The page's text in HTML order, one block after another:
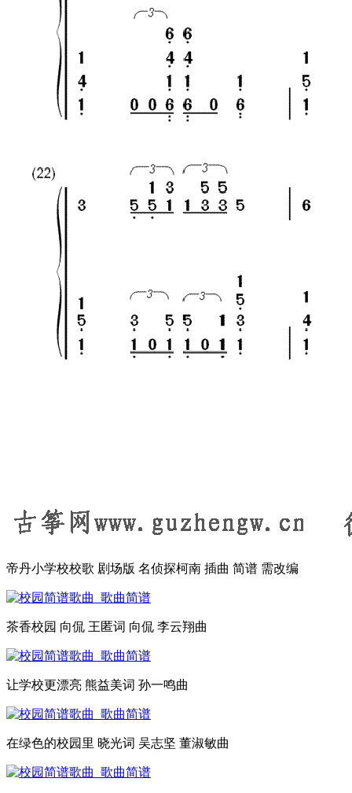
帝丹小学校校歌 剧场版 名侦探柯南 插曲 简谱 需改编
茶香校园 向侃 王匿词 向侃 李云翔曲
让学校更漂亮 熊益美词 孙一鸣曲
在绿色的校园里 晓光词 吴志坚 董淑敏曲